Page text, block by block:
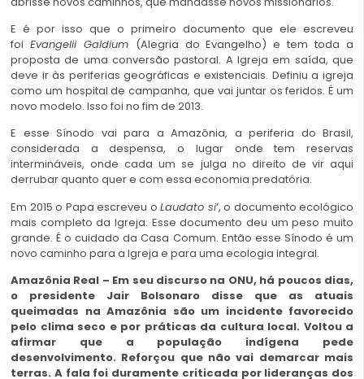
E é por isso que o primeiro documento que ele escreveu
foi Evangelii Galdium (Alegria do Evangelho) e tem toda a
proposta de uma conversão pastoral. A Igreja em saída, que
deve ir às periferias geográficas e existenciais. Definiu a igreja
como um hospital de campanha, que vai juntar os feridos. É um
novo modelo. Isso foi no fim de 2013.
E esse Sínodo vai para a Amazônia, a periferia do Brasil,
considerada a despensa, o lugar onde tem reservas
intermináveis, onde cada um se julga no direito de vir aqui
derrubar quanto quer e com essa economia predatória.
Em 2015 o Papa escreveu o Laudato si‘, o documento ecológico
mais completo da Igreja. Esse documento deu um peso muito
grande. É o cuidado da Casa Comum. Então esse Sínodo é um
novo caminho para a Igreja e para uma ecologia integral.
Amazônia Real – Em seu discurso na ONU, há poucos dias,
o presidente Jair Bolsonaro disse que as atuais
queimadas na Amazônia são um incidente favorecido
pelo clima seco e por práticas da cultura local. Voltou a
afirmar que a população indígena pede
desenvolvimento. Reforçou que não vai demarcar mais
terras. A fala foi duramente criticada por lideranças dos